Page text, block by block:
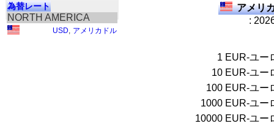
為替レート
NORTH AMERICA
USD アメリカドル
アメリ
:
1 EUR-ユー
10 EUR-ユー
100 EUR-ユー
1000 EUR-ユー
10000 EUR-ユー